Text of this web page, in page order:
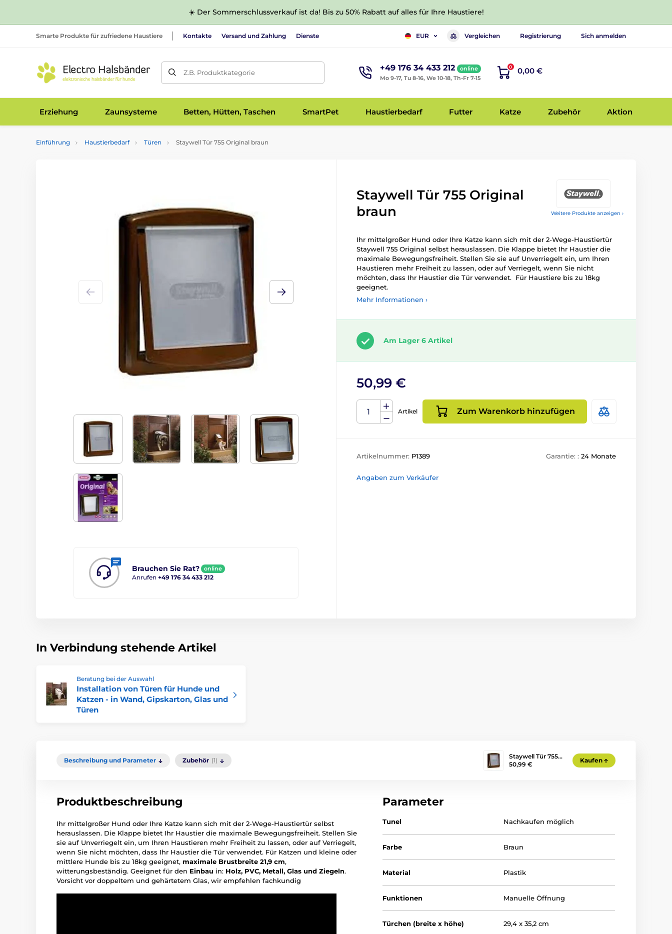
☀️ Der Sommerschlussverkauf ist da! Bis zu 50% Rabatt auf alles für Ihre Haustiere!
Smarte Produkte für zufriedene Haustiere Kontakte Versand und Zahlung Dienste EUR Vergleichen Registrierung Sich anmelden
Z.B. Produktkategorie +49 176 34 433 212
online
Mo 9-17, Tu 8-16, We 10-18, Th-Fr 7-15
0 0,00 €
Erziehung Zaunsysteme Betten, Hütten, Taschen SmartPet Haustierbedarf Futter Katze Zubehör Aktion
Einführung Haustierbedarf Türen Staywell Tür 755 Original braun
Weitere Produkte anzeigen ›
Brauchen Sie Rat? online
Anrufen +49 176 34 433 212
Staywell Tür 755 Original
braun
Ihr mittelgroßer Hund oder Ihre Katze kann sich mit der 2-Wege-Haustiertür
Staywell 755 Original selbst herauslassen. Die Klappe bietet Ihr Haustier die
maximale Bewegungsfreiheit. Stellen Sie sie auf Unverriegelt ein, um Ihren
Haustieren mehr Freiheit zu lassen, oder auf Verriegelt, wenn Sie nicht
möchten, dass Ihr Haustier die Tür verwendet. Für Haustiere bis zu 18kg
geeignet.
Mehr Informationen ›
Am Lager 6 Artikel
50,99 €
Artikel Zum Warenkorb hinzufügen
Artikelnummer: P1389 Garantie: : 24 Monate
Angaben zum Verkäufer
In Verbindung stehende Artikel
Beratung bei der Auswahl
Installation von Türen für Hunde und
Katzen - in Wand, Gipskarton, Glas und
Türen
Beschreibung und Parameter Zubehör (1)
Staywell Tür 755…
50,99 €
Kaufen
Produktbeschreibung
Ihr mittelgroßer Hund oder Ihre Katze kann sich mit der 2-Wege-Haustiertür selbst
herauslassen. Die Klappe bietet Ihr Haustier die maximale Bewegungsfreiheit. Stellen Sie
sie auf Unverriegelt ein, um Ihren Haustieren mehr Freiheit zu lassen, oder auf Verriegelt,
wenn Sie nicht möchten, dass Ihr Haustier die Tür verwendet. Für Katzen und kleine oder
mittlere Hunde bis zu 18kg geeignet, maximale Brustbreite 21,9 cm,
witterungsbeständig. Geeignet für den Einbau in: Holz, PVC, Metall, Glas und Ziegeln.
Vorsicht vor doppeltem und gehärtetem Glas, wir empfehlen fachkundig
Parameter
Tunel Nachkaufen möglich
Farbe Braun
Material Plastik
Funktionen Manuelle Öffnung
Türchen (breite x höhe) 29,4 x 35,2 cm